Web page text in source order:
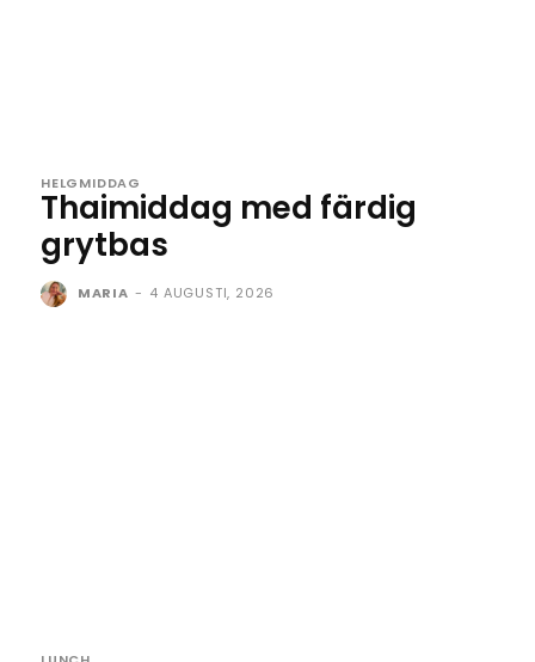
HELGMIDDAG
Thaimiddag med färdig
grytbas
MARIA - 4 AUGUSTI, 2026